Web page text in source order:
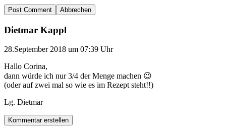
Abbrechen
Dietmar Kappl
28.September 2018 um 07:39 Uhr
Hallo Corina,
dann würde ich nur 3/4 der Menge machen 😉
(oder auf zwei mal so wie es im Rezept steht!!)
Lg. Dietmar
Kommentar erstellen